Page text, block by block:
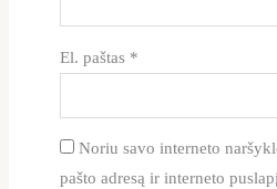
El. paštas *
Noriu savo interneto
pašto adresą ir interneto